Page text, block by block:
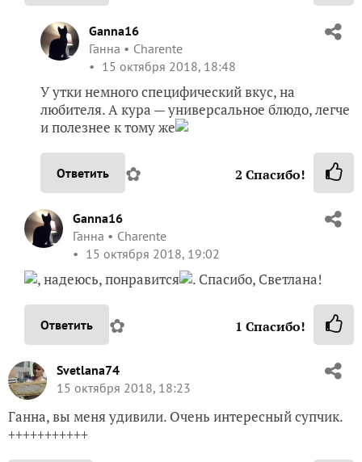
Ganna16
Ганна
Charente
15 октября 2018, 18:48
У утки немного специфический вкус, на
любителя. А кура — универсальное блюдо, легче
и полезнее к тому же
Ответить ✿ 2 Спасибо!
Ganna16
Ганна
Charente
15 октября 2018, 19:02
, надеюсь, понравится . Спасибо, Светлана!
Ответить ✿ 1 Спасибо!
Svetlana74
15 октября 2018, 18:23
Ганна, вы меня удивили. Очень интересный супчик.
+++++++++++